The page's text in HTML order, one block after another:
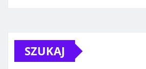
SZUKAJ